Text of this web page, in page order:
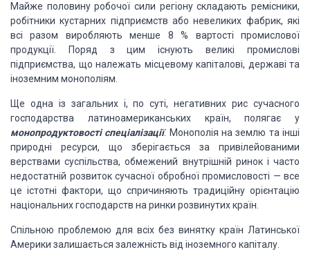
Майже половину робочої сили регіону складають ремісники,
робітники кустарних підприємств або невеликих фабрик, які
всі разом виробляють менше 8 % вартості про­мислової
продукції. Поряд з цим існують великі промис­лові
підприємства, що належать місцевому капіталові, державі та
іноземним монополіям.
Ще одна із загальних і, по суті, негативних рис сучас­ного
господарства латиноамериканських країн, полягає у
монопродуктовості спеціалізації. Монополія на землю та інші
природні ресурси, що зберігається за привілейованими
верствами су­спільства, обмежений внутрішній ринок і часто
недостатній розвиток сучасної обробної промисловості — все
це істотні фактори, що спричиняють традиційну орієнтацію
націо­нальних господарств на ринки розвинутих країн.
Спільною проблемою для всіх без винятку країн Латин­ської
Америки залишається залежність від іноземного капіталу.